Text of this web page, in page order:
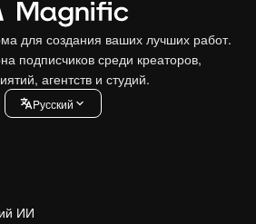
для создания ваших лучших работ.
подписчиков среди креаторов,
агентств и студий.
Pусский
ИИ